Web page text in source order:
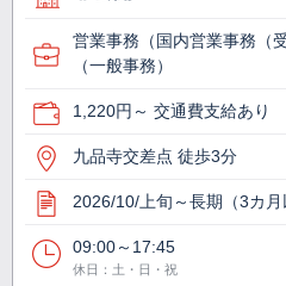
営業事務（国内営業事務（
（一般事務）
1,220円～ 交通費支給あり
九品寺交差点 徒歩3分
2026/10/上旬～長期（3カ月
09:00～17:45
休日：土・日・祝